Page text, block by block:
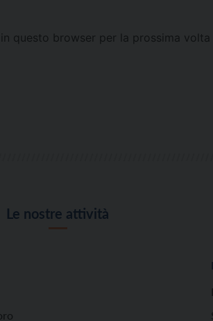
questo browser per la prossima
Le nostre attività